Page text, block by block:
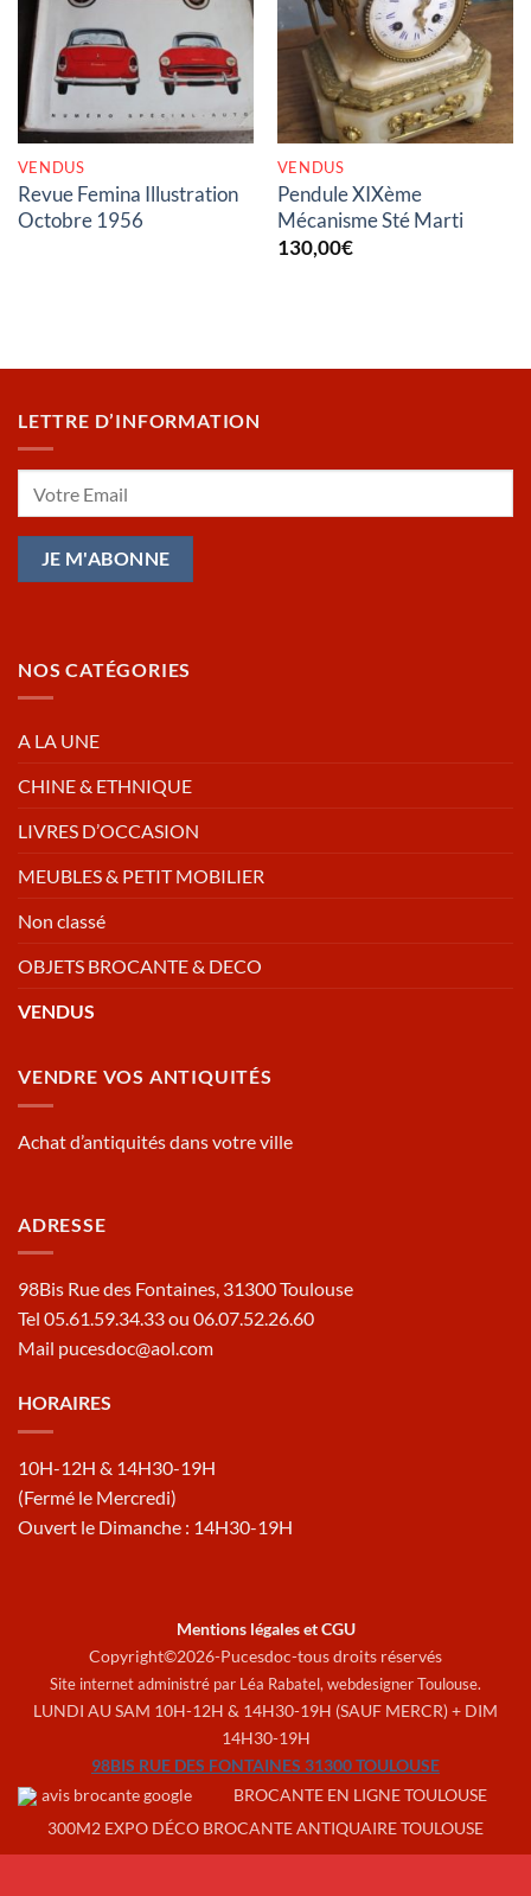
RUPTURE DE STOCK
VENDUS
Revue Femina Illustration
Octobre 1956
RUPTURE DE STOCK
VENDUS
Pendule XIXème
Mécanisme Sté Marti
130,00€
LETTRE D’INFORMATION
NOS CATÉGORIES
A LA UNE
CHINE & ETHNIQUE
LIVRES D’OCCASION
MEUBLES & PETIT MOBILIER
Non classé
OBJETS BROCANTE & DECO
VENDUS
VENDRE VOS ANTIQUITÉS
Achat d’antiquités dans votre ville
ADRESSE
98Bis Rue des Fontaines, 31300 Toulouse
Tel 05.61.59.34.33 ou 06.07.52.26.60
Mail pucesdoc@aol.com
HORAIRES
10H-12H & 14H30-19H
(Fermé le Mercredi)
Ouvert le Dimanche : 14H30-19H
Mentions légales et CGU
Copyright©2026-Pucesdoc-tous droits réservés
Site internet administré par Léa Rabatel, webdesigner Toulouse.
LUNDI AU SAM 10H-12H & 14H30-19H (SAUF MERCR) + DIM
14H30-19H
98BIS RUE DES FONTAINES 31300 TOULOUSE
BROCANTE EN LIGNE TOULOUSE
300M2 EXPO DÉCO BROCANTE ANTIQUAIRE TOULOUSE